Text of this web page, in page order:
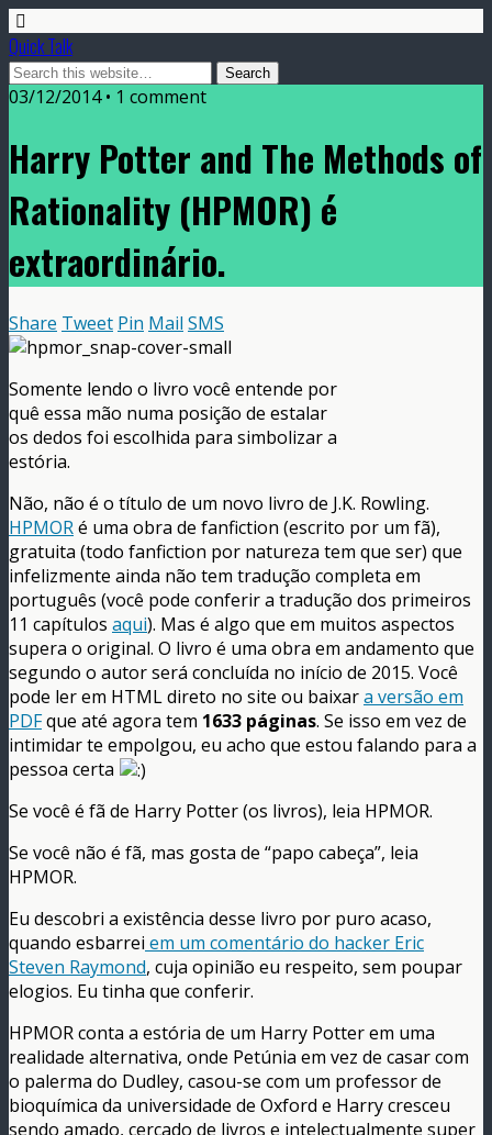
Quick Talk
03/12/2014 • 1 comment
Harry Potter and The Methods of
Rationality (HPMOR) é
extraordinário.
Share Tweet Pin Mail SMS
Somente lendo o livro você entende por
quê essa mão numa posição de estalar
os dedos foi escolhida para simbolizar a
estória.
Não, não é o título de um novo livro de J.K. Rowling.
HPMORé uma obra de fanfiction (escrito por um fã),
gratuita (todo fanfiction por natureza tem que ser) que
infelizmente ainda não tem tradução completa em
português (você pode conferir a tradução dos primeiros
11 capítulos aqui). Mas é algo que em muitos aspectos
supera o original. O livro é uma obra em andamento que
segundo o autor será concluída no início de 2015. Você
pode ler em HTML direto no site ou baixara versão em
PDFque até agora tem 1633 páginas. Se isso em vez de
intimidar te empolgou, eu acho que estou falando para a
pessoa certa
Se você é fã de Harry Potter (os livros), leia HPMOR.
Se você não é fã, mas gosta de “papo cabeça”, leia
HPMOR.
Eu descobri a existência desse livro por puro acaso,
quando esbarrei em um comentário do hacker Eric
Steven Raymond, cuja opinião eu respeito, sem poupar
elogios. Eu tinha que conferir.
HPMOR conta a estória de um Harry Potter em uma
realidade alternativa, onde Petúnia em vez de casar com
o palerma do Dudley, casou-se com um professor de
bioquímica da universidade de Oxford e Harry cresceu
sendo amado, cercado de livros e intelectualmente super